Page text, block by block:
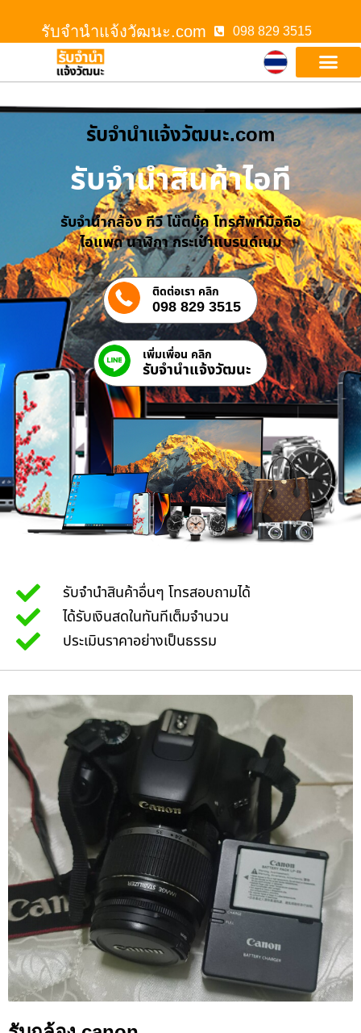
รับจํานําแจ้งวัฒนะ.com 098 829 3515
รับจํานําแจ้งวัฒนะ.com
รับจำนำสินค้าไอที
รับจำนำกล้อง ทีวี โน๊ตบุ๊ค โทรศัพท์มือถือ
ไอแพด นาฬิกา กระเป๋าแบรนด์เนม
ติดต่อเรา คลิก
098 829 3515
เพิ่มเพื่อน คลิก
รับจํานําแจ้งวัฒนะ
รับจำนำสินค้าอื่นๆ โทรสอบถามได้
ได้รับเงินสดในทันทีเต็มจำนวน
ประเมินราคาอย่างเป็นธรรม